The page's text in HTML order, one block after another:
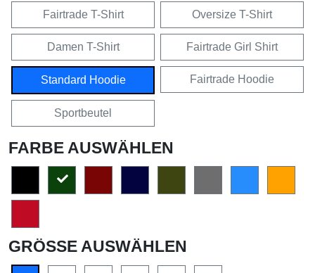
Fairtrade T-Shirt Oversize T-Shirt
Damen T-Shirt Fairtrade Girl Shirt
Standard Hoodie Fairtrade Hoodie
Sportbeutel
FARBE AUSWÄHLEN
GRÖSSE AUSWÄHLEN